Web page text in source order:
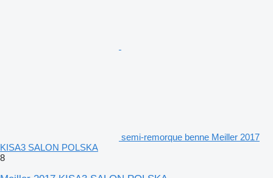
semi-remorque benne Meiller 2017
KISA3 SALON POLSKA
8